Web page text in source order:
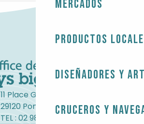
Mercados
Productos
Diseñadores y
Cruceros y
11 Place Gambetta
29120 Pont-l'Abbé
TEL : 02 98 82 37 99